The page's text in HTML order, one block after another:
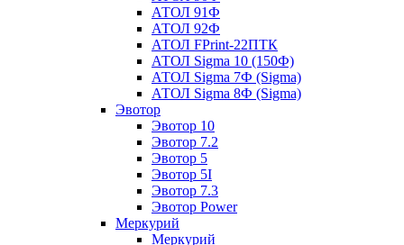
АТОЛ 91Ф
АТОЛ 92Ф
АТОЛ FPrint-22ПТК
АТОЛ Sigma 10 (150Ф)
АТОЛ Sigma 7Ф (Sigma)
АТОЛ Sigma 8Ф (Sigma)
Эвотор
Эвотор 10
Эвотор 7.2
Эвотор 5
Эвотор 5I
Эвотор 7.3
Эвотор Power
Меркурий
Меркурий